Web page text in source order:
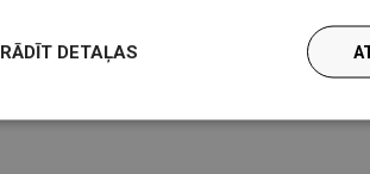
RĀDĪT DETAĻAS